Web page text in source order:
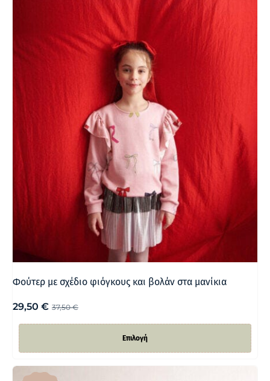
Φούτερ με σχέδιο φιόγκους και βολάν στα μανίκια
37,50€
29,50 €
Επιλογή